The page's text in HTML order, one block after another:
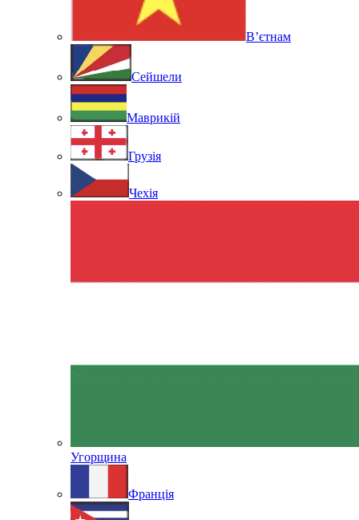
В’єтнам
Сейшели
Маврикій
Грузія
Чехія
Угорщина
Франція